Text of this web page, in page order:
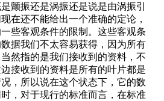
振还是涡振还是说是由涡振引
在还不能给出一个准确的定论，
些客观条件的限制。这些客观条
据我们不太容易获得，因为所有
然指的是我们接收到的资料，不
接收到的资料是所有的叶片都是
，所以说在这个状态下，它的数
，对于现行的标准而言，在标准